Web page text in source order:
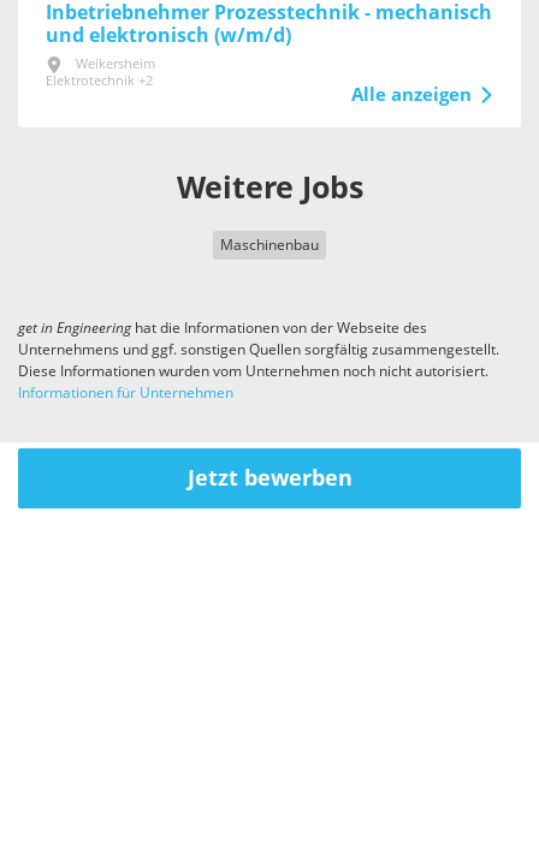
Inbetriebnehmer Prozesstechnik - mechanisch
und elektronisch (w/m/d)
Weikersheim
Elektrotechnik +2
Alle anzeigen
Weitere Jobs
Maschinenbau
get in Engineeringhat die Informationen von der Webseite des
Unternehmens und ggf. sonstigen Quellen sorgfältig zusammengestellt.
Diese Informationen wurden vom Unternehmen noch nicht autorisiert.
Informationen für Unternehmen
Jetzt bewerben